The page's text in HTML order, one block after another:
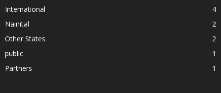
International
4
Nainital
2
Other States
2
public
1
Partners
1